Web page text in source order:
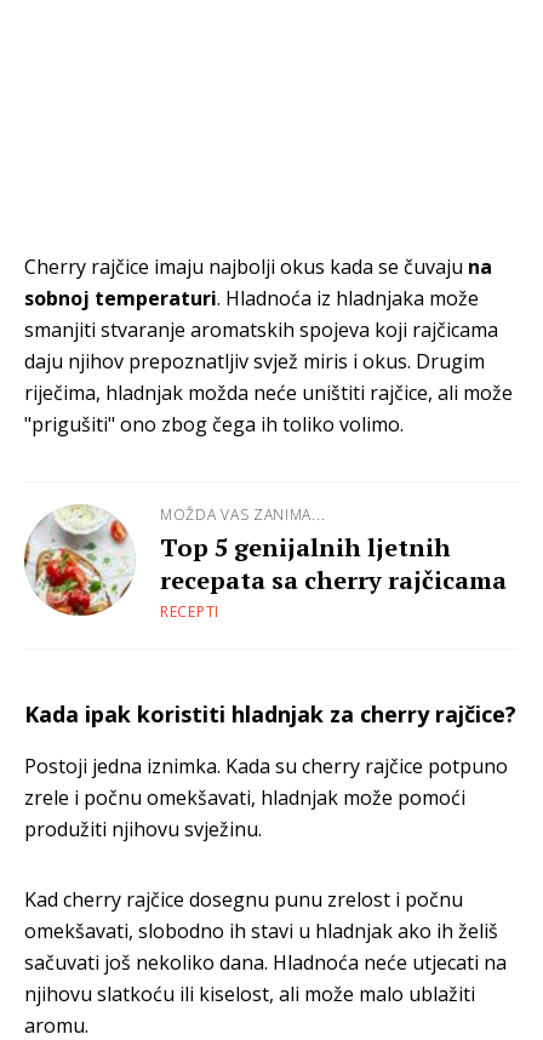
Cherry rajčice imaju najbolji okus kada se čuvaju na
sobnoj temperaturi. Hladnoća iz hladnjaka može
smanjiti stvaranje aromatskih spojeva koji rajčicama
daju njihov prepoznatljiv svjež miris i okus. Drugim
riječima, hladnjak možda neće uništiti rajčice, ali može
"prigušiti" ono zbog čega ih toliko volimo.
MOŽDA VAS ZANIMA...
Top 5 genijalnih ljetnih
recepata sa cherry rajčicama
RECEPTI
Kada ipak koristiti hladnjak za cherry rajčice?
Postoji jedna iznimka. Kada su cherry rajčice potpuno
zrele i počnu omekšavati, hladnjak može pomoći
produžiti njihovu svježinu.
Kad cherry rajčice dosegnu punu zrelost i počnu
omekšavati, slobodno ih stavi u hladnjak ako ih želiš
sačuvati još nekoliko dana. Hladnoća neće utjecati na
njihovu slatkoću ili kiselost, ali može malo ublažiti
aromu.